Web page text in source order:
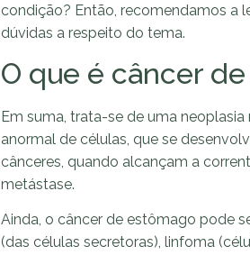
condição? Então, recomendamos a
dúvidas a respeito do tema.
O que é câncer
Em suma, trata-se de uma
anormal de células, que se
cânceres, quando alcançam a
metástase.
Ainda, o câncer de estômago pode
(das células secretoras), linfoma